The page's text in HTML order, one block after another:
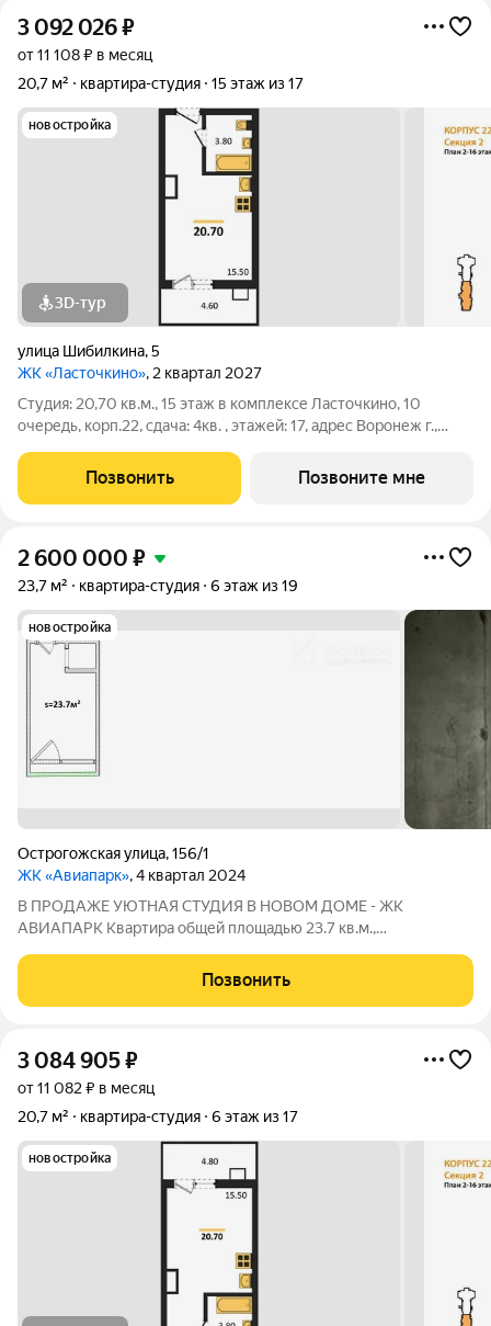
3 092 026₽
от 11 108 ₽ в месяц
20,7 м²
квартира-студия 15 этаж из 17
новостройка
3D-тур
улица Шибилкина,5
ЖК «Ласточкино», 2 квартал 2027
Студия: 20,70 кв.м., 15 этаж в комплексе Ласточкино, 10
очередь, корп.22, сдача: 4кв. , этажей: 17, адрес Воронеж г.,
Позвонить Позвоните мне
2 600 000 ₽
23,7 м² квартира-студия 6 этаж из 19
новостройка
Острогожская улица,156/1
ЖК «Авиапарк», 4 квартал 2024
В ПРОДАЖЕ УЮТНАЯ СТУДИЯ В НОВОМ ДОМЕ - ЖК
АВИАПАРК Квартира общей площадью 23.7 кв.м.,
монолитного дома. СОВРЕМЕННЫЙ ЖК ДОСТАВЛЯЕТ МНОГО
УДОБСТВ! - самый экологичный район г. Воронежа - школы,
Позвонить
3 084 905₽
от 11 082 ₽ в месяц
20,7 м²
квартира-студия 6 этаж из 17
новостройка